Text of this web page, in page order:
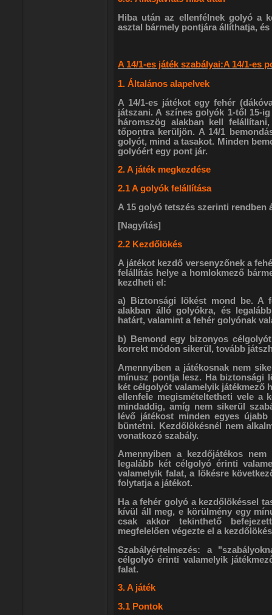
Hiba után az ellenfélnek golyó a
asztal bármely pontjára állíthatja,
A 14/1-es játék szabályai:A 14/1-es
1. Általános alapelvek
A 14/1-es játékot egy fehér
játszani. A színes golyók 1-től 15-
háromszög alakban kell
tőpontra kerüljön. A 14/1
golyót, mind a tasakot. Minden
golyóért egy pont jár.
2. A játék megkezdése
2.1 A golyók felállítása
A 15 golyó tetszés szerinti rendben
[Nagyítás]
2.2 Kezdőlökés
A játékot kezdő versenyzőnek a
felállítás helye a homlokmező
kezdheti el:
a) Biztonsági lökést mond be. A
alakban álló golyókra, és
határt, valamint a fehér golyónak
b) Bemond egy bizonyos
korrekt módon sikerül, tovább
Amennyiben a játékosnak nem
mínusz pontja lesz. Ha biztonsági
két célgolyót valamelyik játékmező
ellenfele megismételtetheti vele a
mindaddig, amíg nem sikerül
lévő játékost minden egyes
büntetni. Kezdőlökésnél nem
vonatkozó szabály.
Amennyiben a kezdőjátékos
legalább két célgolyó érinti
valamelyik falat, a lökésre
folytatja a játékot.
Ha a fehér golyó a kezdőlökéssel
kívül áll meg, e körülmény egy
csak akkor tekinthető
megfelelően végezte el a
Szabályértelmezés: a
célgolyó érinti valamelyik
falat.
3. A játék
3.1 Pontok